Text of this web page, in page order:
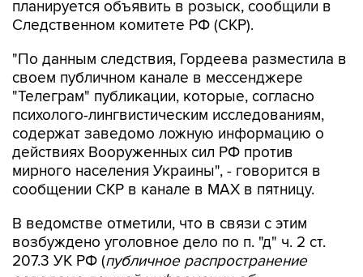
"По данным следствия, Гордеева разместила в
"Телеграм" публикации, которые, согласно
психолого-лингвистическим исследованиям,
содержат заведомо ложную информацию о
действиях Вооруженных сил РФ против
мирного населения Украины", - говорится в
сообщении СКР в канале в MAX в пятницу.
В ведомстве отметили, что в связи с этим
207.3 УК РФ ( публичное распространение
заведомо ложной информации об
использовании Вооруженных сил РФ).